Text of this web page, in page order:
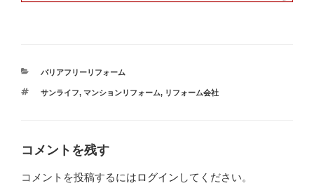
カ
ゴ
バリアフリーリフォーム
タ
サンライフ, マンションリフォーム, リフォーム会社
コメントを残す
コメントを投稿するにはログイン してください。